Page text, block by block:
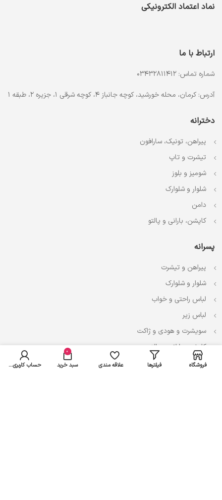
نماد اعتماد الکترونیکی
ارتباط با ما
شماره تماس: 03432811412
آدرس: کرمان، محله خورشید، کوچه جانباز 4، کوچه شرقی 1، جزیره 2، طبقه 1
دخترانه
پیراهن، تونیک، سارافون
تیشرت و تاپ
شومیز و بلوز
شلوار و شلوارک
دامن
کاپشن، بارانی و پالتو
پسرانه
پیراهن و تیشرت
شلوار و شلوارک
لباس راحتی و خواب
لباس زیر
سویشرت و هودی و ژاکت
کاپشن، بارانی و پالتو
فروشگاه فیلترها علاقه مندی
0
سبد خرید حساب کاربری من